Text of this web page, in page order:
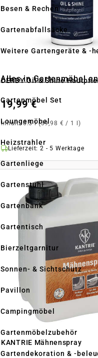
Besen & Rechen
Gartenabfallsäcke
Weitere Gartengeräte & -
Alles in Gartenmöbel
Gartenmöbel Set
Loungemöbel
Heizstrahler
Gartenliege
Gartenstuhl
Gartenbank
Gartentisch
Bierzeltgarnitur
Sonnen- & Sichtschutz
Pavillon
Campingmöbel
Gartenmöbelzubehör
Gartendekoration & -
DERBY Oil & Shine
19,99 €
Inhalt:0.5 l(39,98 € / 1 l)
Lieferzeit: 2 - 5 Werktage
KANTRIE Mähnenspray